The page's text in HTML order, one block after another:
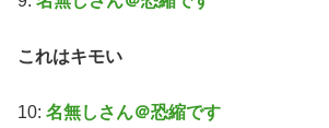
これはキモい
10: 名無しさん＠恐縮です